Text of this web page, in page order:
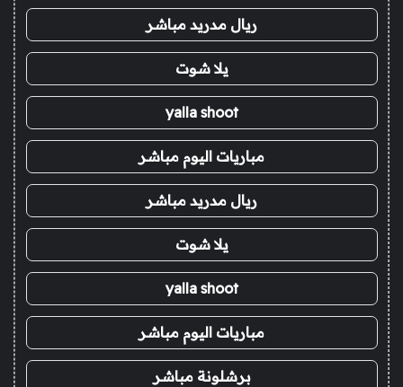
ريال مدريد مباشر
يلا شوت
yalla shoot
مباريات اليوم مباشر
ريال مدريد مباشر
يلا شوت
yalla shoot
مباريات اليوم مباشر
برشلونة مباشر